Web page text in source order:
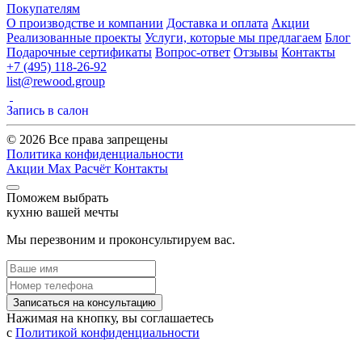
Покупателям
О производстве и компании Доставка и оплата Акции
Реализованные проекты Услуги, которые мы предлагаем Блог
Подарочные сертификаты Вопрос-ответ Отзывы Контакты
+7 (495) 118-26-92
list@rewood.group
Запись в салон
© 2026 Все права запрещены
Политика конфиденциальности
Акции Max Расчёт Контакты
Поможем выбрать
кухню вашей мечты
Мы перезвоним и проконсультируем вас.
Записаться на консультацию
Нажимая на кнопку, вы соглашаетесь
с Политикой конфиденциальности